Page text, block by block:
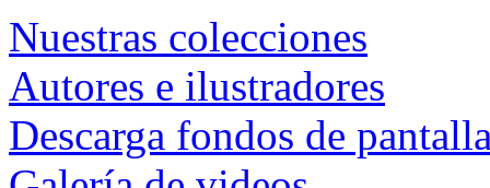
Nuestras colecciones
Autores e ilustradores
Descarga fondos de